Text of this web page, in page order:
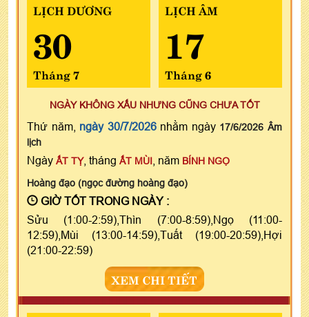
LỊCH DƯƠNG
30
Tháng 7
LỊCH ÂM
17
Tháng 6
NGÀY KHÔNG XẤU NHƯNG CŨNG CHƯA TỐT
Thứ năm, ngày 30/7/2026nhằm ngày 17/6/2026 Âm
lịch
Ngày ẤT TỴ, tháng ẤT MÙI , năm BÍNH NGỌ
Hoàng đạo (ngọc đường hoàng đạo)
GIỜ TỐT TRONG NGÀY :
Sửu (1:00-2:59),Thìn (7:00-8:59),Ngọ (11:00-
12:59),Mùi (13:00-14:59),Tuất (19:00-20:59),Hợi
(21:00-22:59)
XEM CHI TIẾT